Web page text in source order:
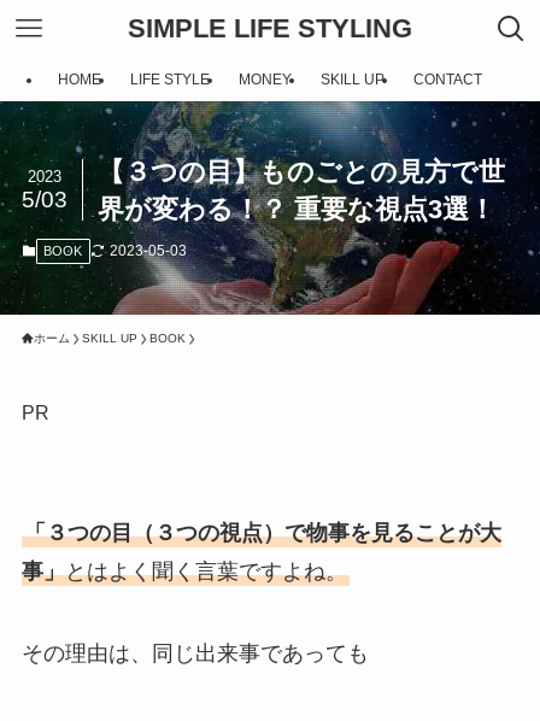
SIMPLE LIFE STYLING
HOME LIFE STYLE MONEY SKILL UP CONTACT
【３つの目】ものごとの見方で世
界が変わる！？ 重要な視点3選！
2023
5/03
BOOK 2023-05-03
ホーム SKILL UP BOOK
PR
「３つの目（３つの視点）で物事を見ることが大
事」とはよく聞く言葉ですよね。
その理由は、同じ出来事であっても